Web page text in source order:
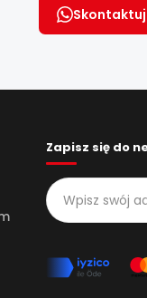
Zapisz się do